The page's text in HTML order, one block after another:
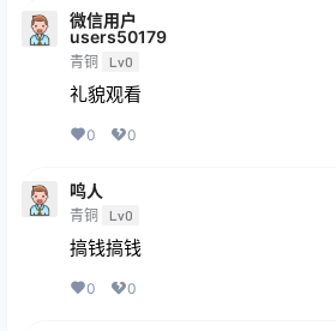
微信用户
users50179
青铜 Lv0
礼貌观看
0 0
鸣人
青铜 Lv0
搞钱搞钱
0 0